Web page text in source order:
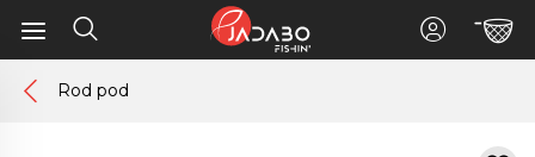
Rod pod